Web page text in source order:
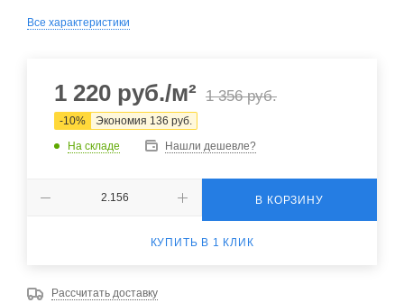
Все характеристики
1 220 руб./м² 1 356руб.
-10% Экономия 136 руб.
На складе
Нашли дешевле?
В КОРЗИНУ
КУПИТЬ В 1 КЛИК
Рассчитать доставку